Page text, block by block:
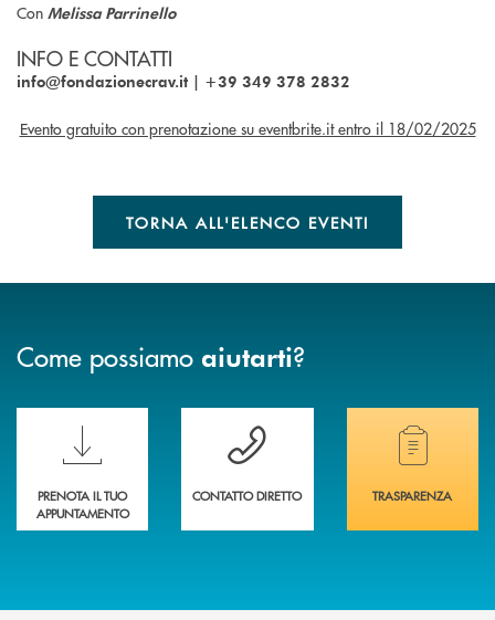
Con Melissa Parrinello
INFO E CONTATTI
info@fondazionecrav.it | +39 349 378 2832
Evento gratuito con prenotazione su eventbrite.it entro il 18/02/2025
TORNA ALL'ELENCO EVENTI
Come possiamo aiutarti?
Scopri le funzionalità della nuova PRENOTA BANCA
PRENOTA IL TUO
APPUNTAMENTO
Hai bisogno di assistenza immediata?
CONTATTO DIRETTO
Hai bisogno di
TRASPARENZA